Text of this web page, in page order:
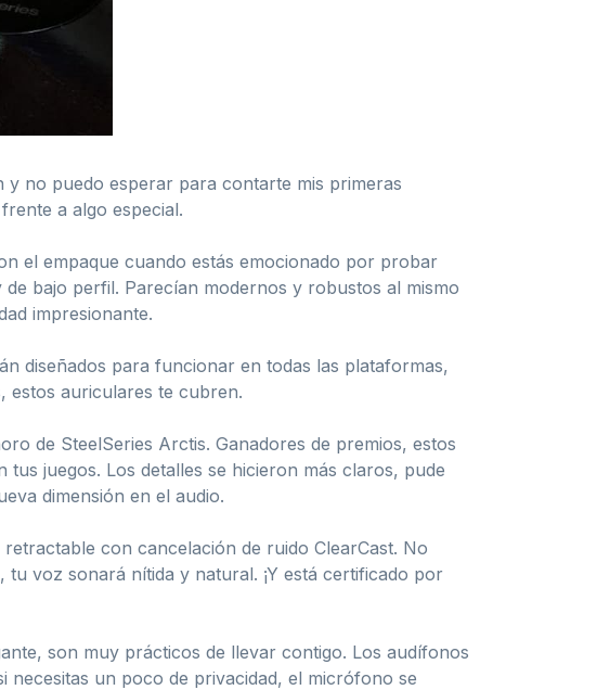
y no puedo esperar para contarte mis primeras
a algo especial.
el empaque cuando estás emocionado por probar
bajo perfil. Parecían modernos y robustos al mismo
impresionante.
diseñados para funcionar en todas las plataformas,
estos auriculares te cubren.
de SteelSeries Arctis. Ganadores de premios, estos
juegos. Los detalles se hicieron más claros, pude
dimensión en el audio.
con cancelación de ruido ClearCast. No
voz sonará nítida y natural. ¡Y está certificado por
son muy prácticos de llevar contigo. Los audífonos
un poco de privacidad, el micrófono se